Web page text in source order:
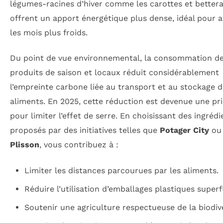
légumes-racines d’hiver comme les carottes et
offrent un apport énergétique plus dense, idéal pour
les mois plus froids.
Du point de vue environnemental, la consommation
produits de saison et locaux réduit considérablement
l’empreinte carbone liée au transport et au stockage
aliments. En 2025, cette réduction est devenue une
pour limiter l’effet de serre. En choisissant des
proposés par des initiatives telles que Potager City
Plisson, vous contribuez à :
Limiter les distances parcourues par les aliments.
Réduire l’utilisation d’emballages plastiques
Soutenir une agriculture respectueuse de la